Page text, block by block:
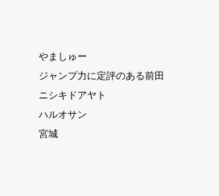
やましゅー
ジャンプ力に定評のある前田
ニシキドアヤト
ハルオサン
宮城